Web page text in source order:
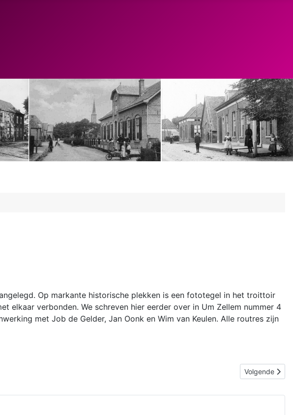
Op markante historische plekken is een fototegel in het troittoir
elkaar verbonden. We schreven hier eerder over in Um Zellem nummer 4
met Job de Gelder, Jan Oonk en Wim van Keulen. Alle routres zijn
Volgende
Volgende